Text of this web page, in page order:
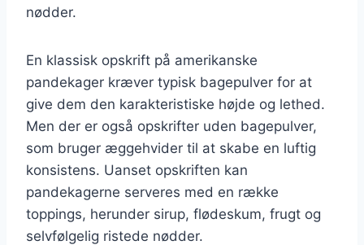
nødder.
En klassisk opskrift på amerikanske
pandekager kræver typisk bagepulver for at
give dem den karakteristiske højde og lethed.
Men der er også opskrifter uden bagepulver,
som bruger æggehvider til at skabe en luftig
konsistens. Uanset opskriften kan
pandekagerne serveres med en række
toppings, herunder sirup, flødeskum, frugt og
selvfølgelig ristede nødder.